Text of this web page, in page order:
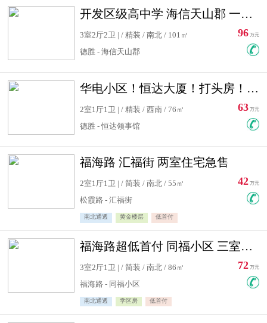
开发区级高中学 海信天山郡 一手合同没有税！ 送车位
3室2厅2卫 | / 精装 / 南北 / 101㎡
德胜 - 海信天山郡
96 万元
华电小区！恒达大厦！打头房！精装修！可低首付！随时看房！
2室1厅1卫 | / 精装 / 西南 / 76㎡
德胜 - 恒达领事馆
63 万元
福海路 汇福街 两室住宅急售
2室1厅1卫 | / 简装 / 南北 / 55㎡
松霞路 - 汇福街
南北通透 黄金楼层 低首付
42 万元
福海路超低首付 同福小区 三室住宅急售
3室2厅1卫 | / 简装 / 南北 / 86㎡
福海路 - 同福小区
南北通透 学区房 低首付
72 万元